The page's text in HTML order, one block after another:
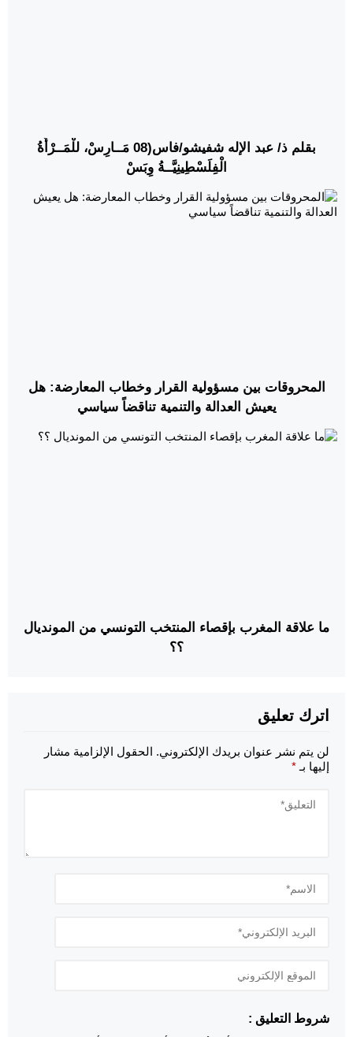
بقلم ذ/ عبد الإله شفيشو/فاس(08 مَــارِسْ، للْمَــرْأَةُ
الْفِلَسْطِينِيَّــةُ وِبَسْ
المحروقات بين مسؤولية القرار وخطاب المعارضة: هل
يعيش العدالة والتنمية تناقضاً سياسي
ما علاقة المغرب بإقصاء المنتخب التونسي من المونديال
؟؟
اترك تعليق
لن يتم نشر عنوان بريدك الإلكتروني. الحقول الإلزامية مشار
إليها بـ *
شروط التعليق :